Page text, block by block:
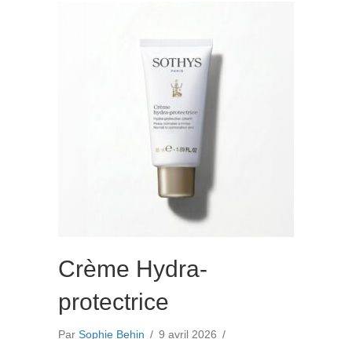
Crème Hydra-
protectrice
Par Sophie Behin / 9 avril 2026 /